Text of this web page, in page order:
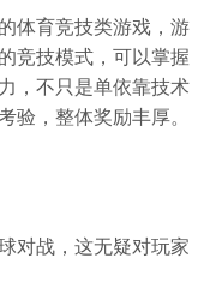
体育竞技类游戏，游
竞技模式，可以掌握
，不只是单依靠技术
验，整体奖励丰厚。
对战，这无疑对玩家